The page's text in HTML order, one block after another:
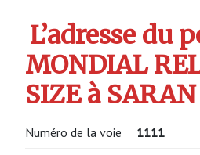
L’adresse du
MONDIAL
SIZE à
Numéro de la voie 1111